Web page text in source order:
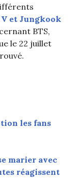
et Jungkook
BTS,
le 22 juillet
les fans
marier avec
réagissent